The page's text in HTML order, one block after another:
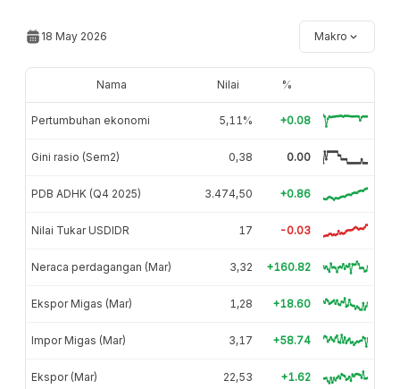
18 May 2026 Makro
Nama Nilai %
Pertumbuhan ekonomi 5,11% +0.08
Gini rasio (Sem2) 0,38 0.00
PDB ADHK (Q4 2025) 3.474,50 +0.86
Nilai Tukar USDIDR 17 -0.03
Neraca perdagangan (Mar) 3,32 +160.82
Ekspor Migas (Mar) 1,28 +18.60
Impor Migas (Mar) 3,17 +58.74
Ekspor (Mar) 22,53 +1.62